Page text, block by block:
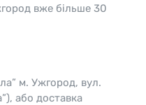
вже більше 30
м. Ужгород, вул.
або доставка